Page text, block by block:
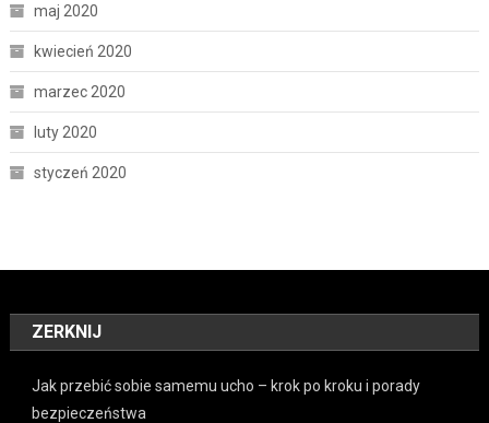
maj 2020
kwiecień 2020
marzec 2020
luty 2020
styczeń 2020
ZERKNIJ
Jak przebić sobie samemu ucho – krok po kroku i porady
bezpieczeństwa